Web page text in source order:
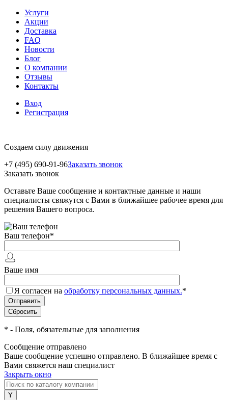
Услуги
Акции
Доставка
FAQ
Новости
Блог
О компании
Отзывы
Контакты
Вход
Регистрация
Создаем силу движения
+7 (495) 690-91-96Заказать звонок
Заказать звонок
Оставьте Ваше сообщение и контактные данные и наши
специалисты свяжутся с Вами в ближайшее рабочее время для
решения Вашего вопроса.
Ваш телефон*
Ваше имя
Я согласен на обработку персональных данных.*
* - Поля, обязательные для заполнения
Сообщение отправлено
Ваше сообщение успешно отправлено. В ближайшее время с
Вами свяжется наш специалист
Закрыть окно